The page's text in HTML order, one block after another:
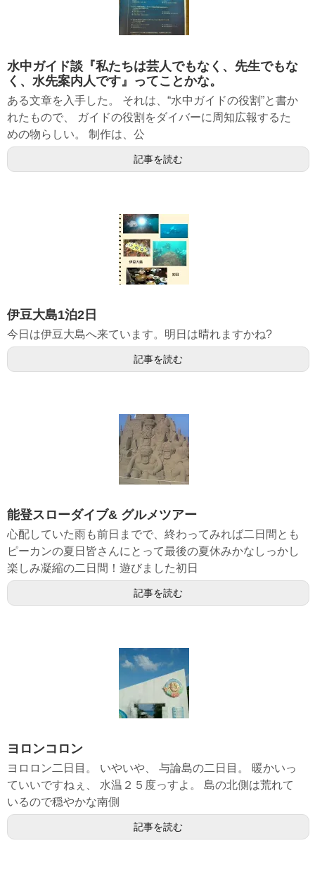
水中ガイド談『私たちは芸人でもなく、先生でもな
く、水先案内人です』ってことかな。
ある文章を入手した。 それは、“水中ガイドの役割”と書か
れたもので、 ガイドの役割をダイバーに周知広報するた
めの物らしい。 制作は、公
記事を読む
伊豆大島1泊2日
今日は伊豆大島へ来ています。明日は晴れますかね?
記事を読む
能登スローダイブ& グルメツアー
心配していた雨も前日までで、終わってみれば二日間とも
ピーカンの夏日皆さんにとって最後の夏休みかなしっかし
楽しみ凝縮の二日間！遊びました初日
記事を読む
ヨロンコロン
ヨロロン二日目。 いやいや、 与論島の二日目。 暖かいっ
ていいですねぇ、 水温２５度っすよ。 島の北側は荒れて
いるので穏やかな南側
記事を読む